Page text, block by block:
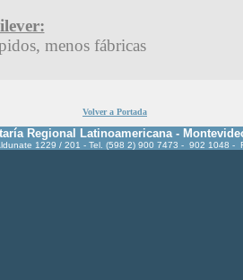
menos fábricas
Volver a Portada
Regional Latinoamericana -
1229 / 201 - Tel. (598 2) 900 7473 - 902 1048 -